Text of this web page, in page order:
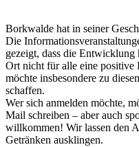
Borkwalde hat in seiner
Die
gezeigt, dass die
Ort nicht für alle eine positive
möchte insbesondere zu
schaffen.
Wer sich anmelden möchte,
Mail schreiben – aber auch
willkommen! Wir lassen den
Getränken ausklingen.